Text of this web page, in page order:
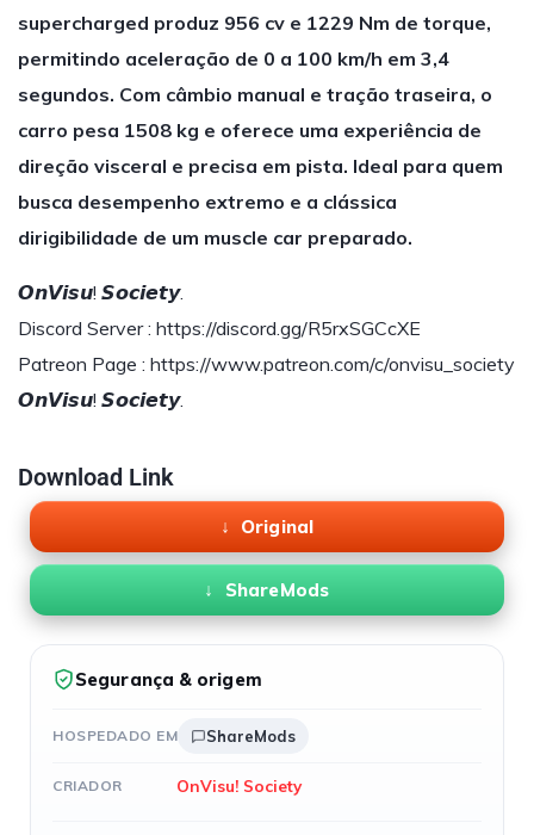
supercharged produz 956 cv e 1229 Nm de torque,
permitindo aceleração de 0 a 100 km/h em 3,4
segundos. Com câmbio manual e tração traseira, o
carro pesa 1508 kg e oferece uma experiência de
direção visceral e precisa em pista. Ideal para quem
busca desempenho extremo e a clássica
dirigibilidade de um muscle car preparado.
𝙊𝙣𝙑𝙞𝙨𝙪! 𝙎𝙤𝙘𝙞𝙚𝙩𝙮.
Discord Server : https://discord.gg/R5rxSGCcXE
Patreon Page : https://www.patreon.com/c/onvisu_society
𝙊𝙣𝙑𝙞𝙨𝙪! 𝙎𝙤𝙘𝙞𝙚𝙩𝙮.
Download Link
Original
ShareMods
Segurança & origem
HOSPEDADO EM ShareMods
CRIADOR OnVisu! Society